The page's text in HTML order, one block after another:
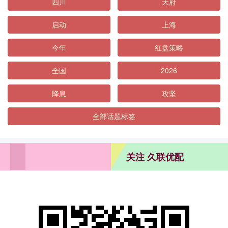
启动 上海
今年 红盘策略
全国 2026
降息 攻坚
全部话题标签
关注 久联优配